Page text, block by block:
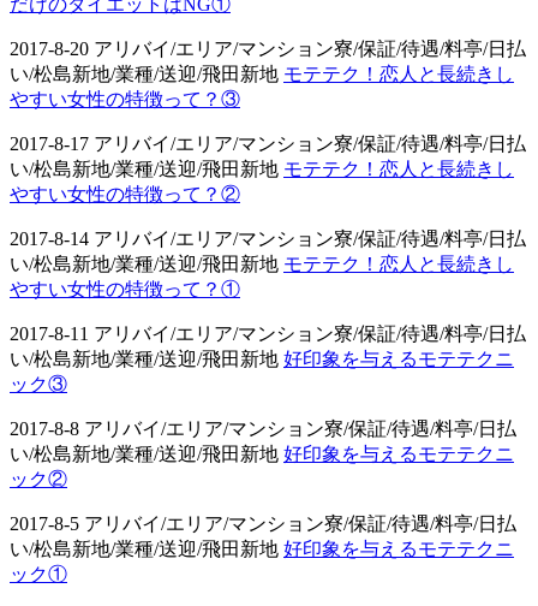
2017-8-20 アリバイ/エリア/マンション寮/保証/待遇/料亭/日払
い/松島新地/業種/送迎/飛田新地 モテテク！恋人と長続きし
やすい女性の特徴って？③
2017-8-17 アリバイ/エリア/マンション寮/保証/待遇/料亭/日払
い/松島新地/業種/送迎/飛田新地 モテテク！恋人と長続きし
やすい女性の特徴って？②
2017-8-14 アリバイ/エリア/マンション寮/保証/待遇/料亭/日払
い/松島新地/業種/送迎/飛田新地 モテテク！恋人と長続きし
やすい女性の特徴って？①
2017-8-11 アリバイ/エリア/マンション寮/保証/待遇/料亭/日払
い/松島新地/業種/送迎/飛田新地 好印象を与えるモテテクニ
ック③
2017-8-8 アリバイ/エリア/マンション寮/保証/待遇/料亭/日払
い/松島新地/業種/送迎/飛田新地 好印象を与えるモテテクニ
ック②
2017-8-5 アリバイ/エリア/マンション寮/保証/待遇/料亭/日払
い/松島新地/業種/送迎/飛田新地 好印象を与えるモテテクニ
ック①